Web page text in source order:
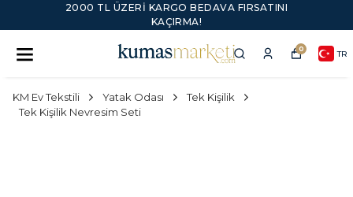
2000 TL ÜZERI KARGO BEDAVA FIRSATINI
KAÇIRMA!
0 TR
KM Ev Tekstili Yatak Odası
Tek Kişilik
Tek Kişilik Nevresim Seti